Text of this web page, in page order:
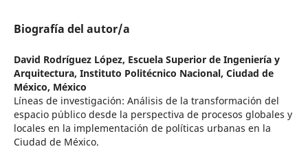
Biografía del autor/a
David Rodríguez López, Escuela Superior de Ingeniería y
Arquitectura, Instituto Politécnico Nacional, Ciudad de
México, México
Líneas de investigación: Análisis de la transformación del
espacio público desde la perspectiva de procesos globales y
locales en la implementación de políticas urbanas en la
Ciudad de México.